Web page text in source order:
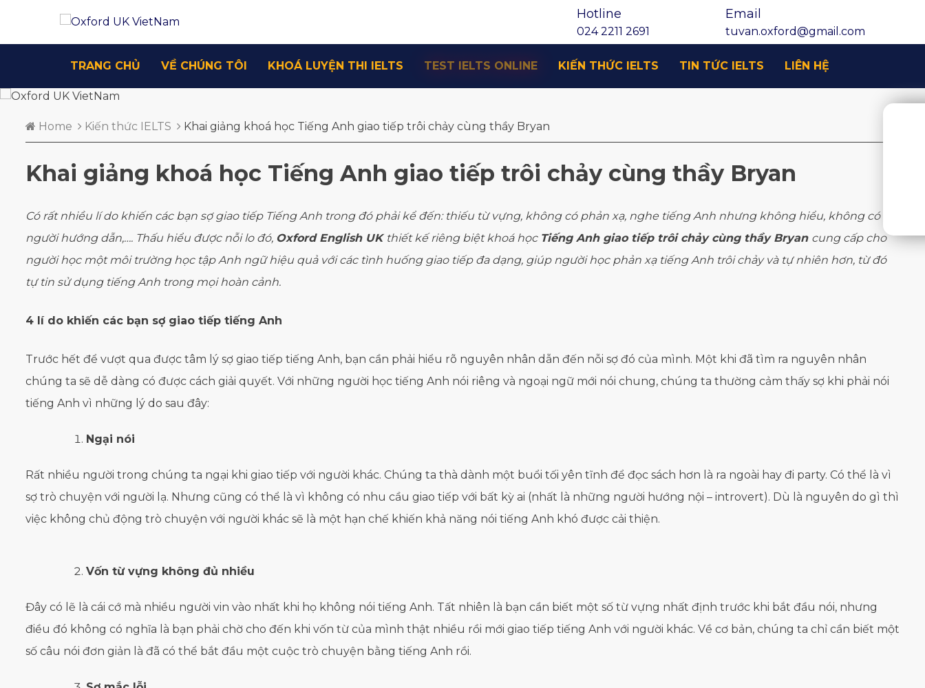
Hotline
024 2211 2691
Email
tuvan.oxford@gmail.com
TRANG CHỦ VỀ CHÚNG TÔI KHOÁ LUYỆN THI IELTS TEST IELTS ONLINE KIẾN THỨC IELTS TIN TỨC IELTS LIÊN HỆ
Home Kiến thức IELTS Khai giảng khoá học Tiếng Anh giao tiếp trôi chảy cùng thầy Bryan
Khai giảng khoá học Tiếng Anh giao tiếp trôi chảy cùng thầy Bryan
Có rất nhiều lí do khiến các bạn sợ giao tiếp Tiếng Anh trong đó phải kể đến: thiếu từ vựng, không có phản xạ, nghe tiếng Anh nhưng không hiểu, không có
người hướng dẫn,…. Thấu hiểu được nỗi lo đó, Oxford English UK thiết kế riêng biệt khoá học Tiếng Anh giao tiếp trôi chảy cùng thầy Bryan cung cấp cho
người học một môi trường học tập Anh ngữ hiệu quả với các tình huống giao tiếp đa dạng, giúp người học phản xạ tiếng Anh trôi chảy và tự nhiên hơn, từ đó
tự tin sử dụng tiếng Anh trong mọi hoàn cảnh.
4 lí do khiến các bạn sợ giao tiếp tiếng Anh
Trước hết để vượt qua được tâm lý sợ giao tiếp tiếng Anh, bạn cần phải hiểu rõ nguyên nhân dẫn đến nỗi sợ đó của mình. Một khi đã tìm ra nguyên nhân
chúng ta sẽ dễ dàng có được cách giải quyết. Với những người học tiếng Anh nói riêng và ngoại ngữ mới nói chung, chúng ta thường cảm thấy sợ khi phải nói
tiếng Anh vì những lý do sau đây:
Ngại nói
Rất nhiều người trong chúng ta ngại khi giao tiếp với người khác. Chúng ta thà dành một buổi tối yên tĩnh để đọc sách hơn là ra ngoài hay đi party. Có thể là vì
sợ trò chuyện với người lạ. Nhưng cũng có thể là vì không có nhu cầu giao tiếp với bất kỳ ai (nhất là những người hướng nội – introvert). Dù là nguyên do gì thì
việc không chủ động trò chuyện với người khác sẽ là một hạn chế khiến khả năng nói tiếng Anh khó được cải thiện.
Vốn từ vựng không đủ nhiều
Đây có lẽ là cái cớ mà nhiều người vin vào nhất khi họ không nói tiếng Anh. Tất nhiên là bạn cần biết một số từ vựng nhất định trước khi bắt đầu nói, nhưng
điều đó không có nghĩa là bạn phải chờ cho đến khi vốn từ của mình thật nhiều rồi mới giao tiếp tiếng Anh với người khác. Về cơ bản, chúng ta chỉ cần biết một
số câu nói đơn giản là đã có thể bắt đầu một cuộc trò chuyện bằng tiếng Anh rồi.